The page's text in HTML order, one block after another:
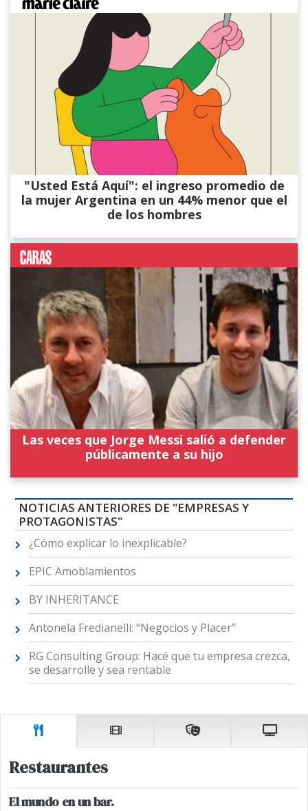
"Usted Está Aquí": el ingreso promedio de
la mujer Argentina en un 44% menor que el
de los hombres
Las veces que Jorge Messi salió a defender
públicamente a su hijo
NOTICIAS ANTERIORES DE "EMPRESAS Y
PROTAGONISTAS"
¿Cómo explicar lo inexplicable?
EPIC Amoblamientos
BY INHERITANCE
Antonela Fredianelli: “Negocios y Placer”
RG Consulting Group: Hacé que tu empresa crezca,
se desarrolle y sea rentable
Restaurantes
El mundo en un bar.